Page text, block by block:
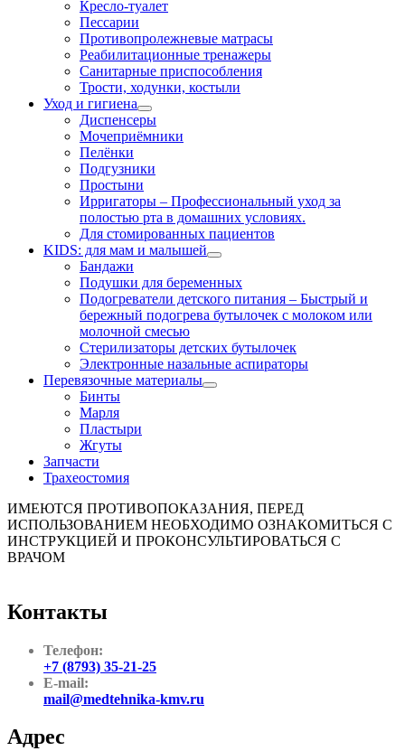
Кресло-туалет
Пессарии
Противопролежневые матрасы
Реабилитационные тренажеры
Санитарные приспособления
Трости, ходунки, костыли
Уход и гигиена
Диспенсеры
Мочеприёмники
Пелёнки
Подгузники
Простыни
Ирригаторы – Профессиональный уход за
полостью рта в домашних условиях.
Для стомированных пациентов
KIDS: для мам и малышей
Бандажи
Подушки для беременных
Подогреватели детского питания – Быстрый и
бережный подогрева бутылочек с молоком или
молочной смесью
Стерилизаторы детских бутылочек
Электронные назальные аспираторы
Перевязочные материалы
Бинты
Марля
Пластыри
Жгуты
Запчасти
Трахеостомия
ИМЕЮТСЯ ПРОТИВОПОКАЗАНИЯ, ПЕРЕД
ИСПОЛЬЗОВАНИЕМ НЕОБХОДИМО ОЗНАКОМИТЬСЯ С
ИНСТРУКЦИЕЙ И ПРОКОНСУЛЬТИРОВАТЬСЯ С
ВРАЧОМ
Контакты
Телефон:
+7 (8793) 35-21-25
E-mail:
mail@medtehnika-kmv.ru
Адрес